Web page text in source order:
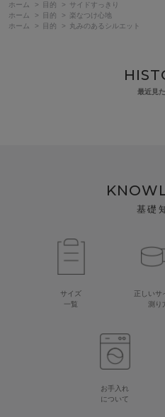
ホーム
> 目的 >
サイドすっきり
ホーム
> 目的 >
楽なつけ心地
ホーム
> 目的 > 丸みのあるシルエット
最近見
基礎
サイズ
一覧
正しいサ
測り
お手入れ
について